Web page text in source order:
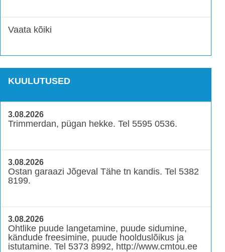
Vaata kõiki
KUULUTUSED
3.08.2026
Trimmerdan, pügan hekke. Tel 5595 0536.
3.08.2026
Ostan garaazi Jõgeval Tähe tn kandis. Tel 5382
8199.
3.08.2026
Ohtlike puude langetamine, puude sidumine,
kändude freesimine, puude hoolduslõikus ja
istutamine. Tel 5373 8992, http://www.cmtou.ee